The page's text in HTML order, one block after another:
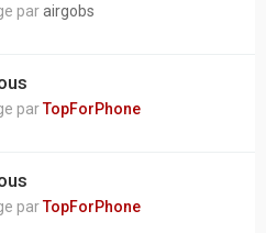
parairgobs
parTopForPhone
parTopForPhone